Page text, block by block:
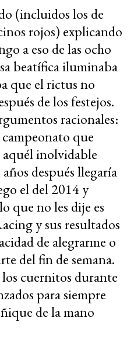
(incluidos los de
rojos) explicando
a eso de las ocho
beatífica iluminaba
que el rictus no
de los festejos.
racionales:
que
aquél inolvidable
después llegaría
el del 2014 y
que no les dije es
y sus resultados
de alegrarme o
del fin de semana.
cuernitos durante
para siempre
de la mano